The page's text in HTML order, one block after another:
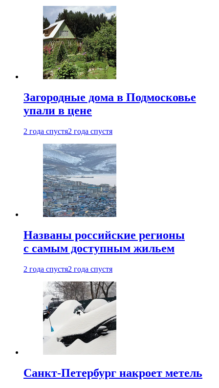
Загородные дома в Подмосковье
упали в цене
2 года спустя2 года спустя
Названы российские регионы
с самым доступным жильем
2 года спустя2 года спустя
Санкт-Петербург накроет метель